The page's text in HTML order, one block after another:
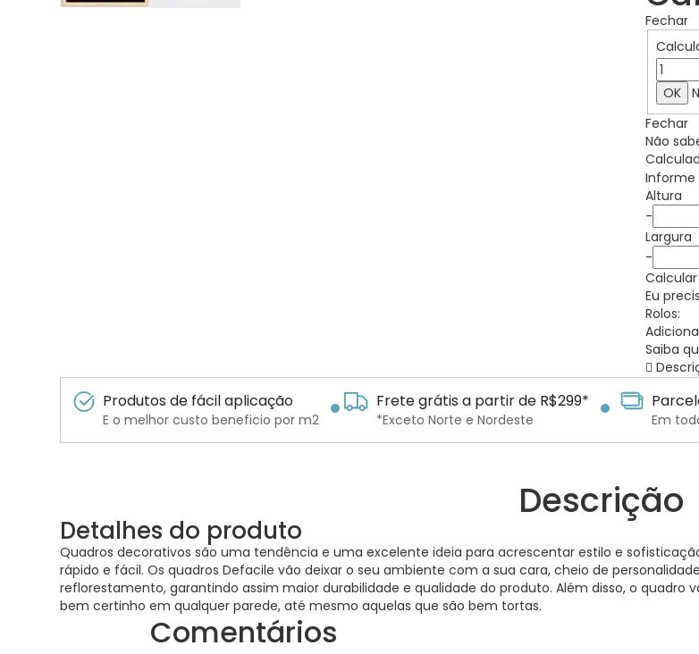
Fechar
Fechar
Não
Informe
Altura
-
Largura
-
Calcular
Eu
Rolos:
Saiba
Produtos de fácil aplicação
E o melhor custo beneficio por m2
Frete grátis a partir de R$299*
*Exceto Norte e Nordeste Em
Descrição
Detalhes do produto
Quadros decorativos são uma tendência e uma excelente ideia para acrescentar estilo e
rápido e fácil. Os quadros Defacile vão deixar o seu ambiente com a sua cara, cheio de
reflorestamento, garantindo assim maior durabilidade e qualidade do produto. Além disso, o
bem certinho em qualquer parede, até mesmo aquelas que são bem tortas.
Comentários